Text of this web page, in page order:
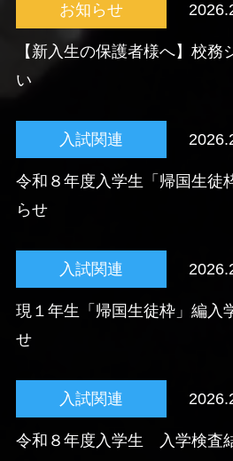
お知らせ
【新入生の保護者様へ】校務
い
入試関連
令和８年度入学生「帰国生徒
らせ
入試関連
現１年生「帰国生徒枠」編入
せ
入試関連
令和８年度入学生 入学検査